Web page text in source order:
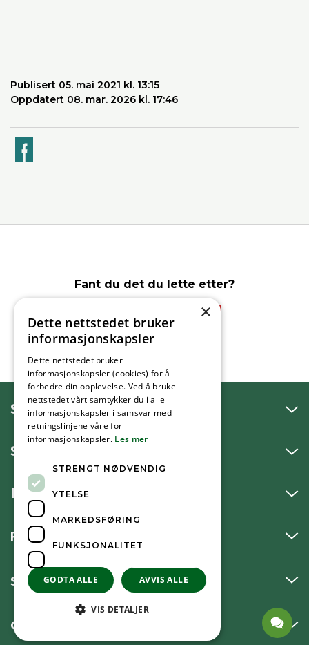
Publisert 05. mai 2021 kl. 13:15
Oppdatert 08. mar. 2026 kl. 17:46
Fant du det du lette etter?
Ja
SNAKK MED OSS
SKRIV TIL OSS
BESØK OSS
FØLG OSS
SNARVEIER
OM KOMMUNEN
×
Dette nettstedet bruker
informasjonskapsler
Dette nettstedet bruker
informasjonskapsler (cookies) for å
forbedre din opplevelse. Ved å bruke
nettstedet vårt samtykker du i alle
informasjonskapsler i samsvar med
retningslinjene våre for
informasjonskapsler. Les mer
STRENGT NØDVENDIG
YTELSE
MARKEDSFØRING
FUNKSJONALITET
GODTA ALLE AVVIS ALLE
VIS DETALJER